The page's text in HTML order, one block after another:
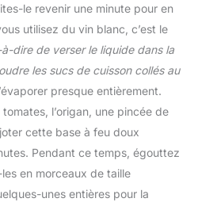
le revenir une minute pour en
utilisez du vin blanc, c’est le
à-dire de verser le liquide dans la
les sucs de cuisson collés au
presque entièrement.
l’origan, une pincée de
cette base à feu doux
Pendant ce temps, égouttez
en morceaux de taille
unes entières pour la